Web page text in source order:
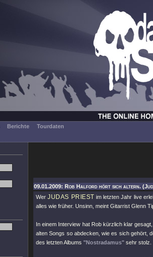
Berichte Tourdaten
09.01.2009: Rob Halford hört sich altern.
WerJUDAS PRIEST im letzten Jahr live
alles wie früher. Unsinn, meint Gitarrist Glenn
In einem Interview hat Rob kürzlich klar
alten Songs so abdecken, wie es sich gehört,
des letzten Albums "Nostradamus" sehr stolz.